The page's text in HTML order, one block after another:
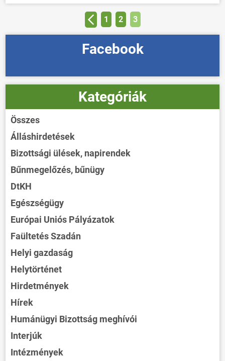
ÖNKORMÁNYZAT
1 2 3
Facebook
Kategóriák
Összes
Álláshirdetések
Bizottsági ülések, napirendek
Bűnmegelőzés, bűnügy
DtKH
Egészségügy
Európai Uniós Pályázatok
Faültetés Szadán
Helyi gazdaság
Helytörténet
Hirdetmények
Hírek
Humánügyi Bizottság meghívói
Interjúk
Intézmények